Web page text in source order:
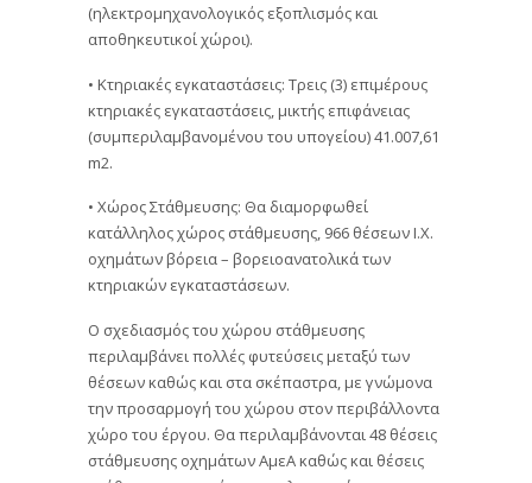
(ηλεκτρομηχανολογικός εξοπλισμός και
αποθηκευτικοί χώροι).
• Κτηριακές εγκαταστάσεις: Τρεις (3) επιμέρους
κτηριακές εγκαταστάσεις, μικτής επιφάνειας
(συμπεριλαμβανομένου του υπογείου) 41.007,61
m2.
• Χώρος Στάθμευσης: Θα διαμορφωθεί
κατάλληλος χώρος στάθμευσης, 966 θέσεων Ι.Χ.
οχημάτων βόρεια – βορειοανατολικά των
κτηριακών εγκαταστάσεων.
Ο σχεδιασμός του χώρου στάθμευσης
περιλαμβάνει πολλές φυτεύσεις μεταξύ των
θέσεων καθώς και στα σκέπαστρα, με γνώμονα
την προσαρμογή του χώρου στον περιβάλλοντα
χώρο του έργου. Θα περιλαμβάνονται 48 θέσεις
στάθμευσης οχημάτων ΑμεΑ καθώς και θέσεις